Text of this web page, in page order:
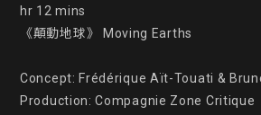
hr 12 mins
《顛動地球》 Moving Earths
Concept: Frédérique Aït-Touati &
Production: Compagnie Zone Critique